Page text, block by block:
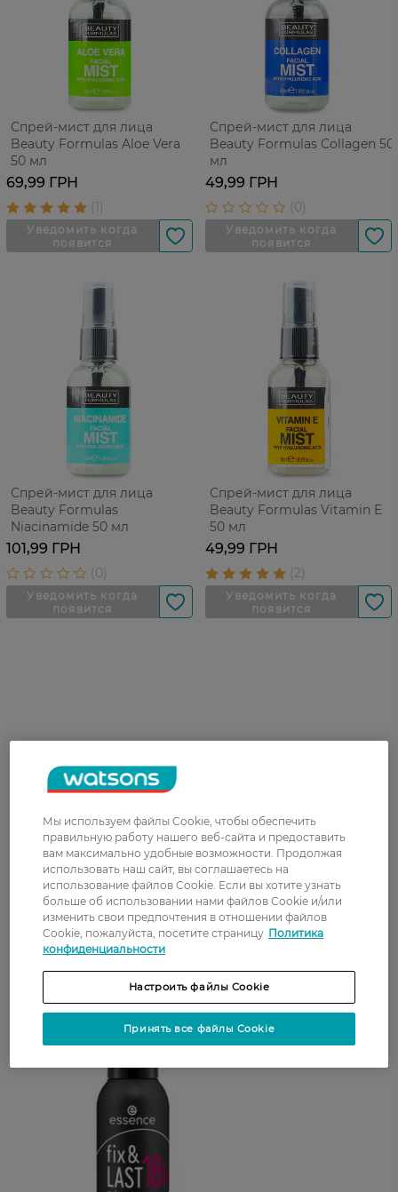
Спрей-мист для лица
Beauty Formulas Aloe Vera
50 мл
69,99 ГРН
Спрей-мист для лица
Beauty Formulas Collagen 50
мл
49,99 ГРН
Спрей-мист для лица
Beauty Formulas
Niacinamide 50 мл
101,99 ГРН
Спрей-мист для лица
Beauty Formulas Vitamin E
50 мл
49,99 ГРН
Термальная вода 50 мл ― удобный формат,
чтобы всегда иметь полезное средство под
рукой. Спрей-мист с ценным содержимым
поможет освежить кожу всего одним
движением. Состав подарит ей увлажнение и
питание, в которых она нуждается, а также
подарит сияние.
Мы используем файлы Cookie, чтобы обеспечить
правильную работу нашего веб-сайта и предоставить
вам максимально удобные возможности. Продолжая
использовать наш сайт, вы соглашаетесь на
использование файлов Cookie. Если вы хотите узнать
больше об использовании нами файлов Cookie и/или
изменить свои предпочтения в отношении файлов
Cookie, пожалуйста, посетите страницу Политика
конфиденциальности
Настроить файлы Cookie
Принять все файлы Cookie